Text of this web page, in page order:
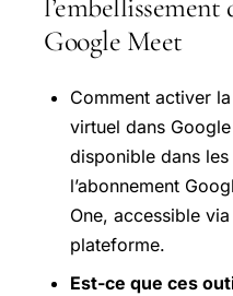
l’embellissement
Google Meet
Comment activer
virtuel dans
disponible dans
l’abonnement
One, accessible
plateforme.
Est-ce que ces